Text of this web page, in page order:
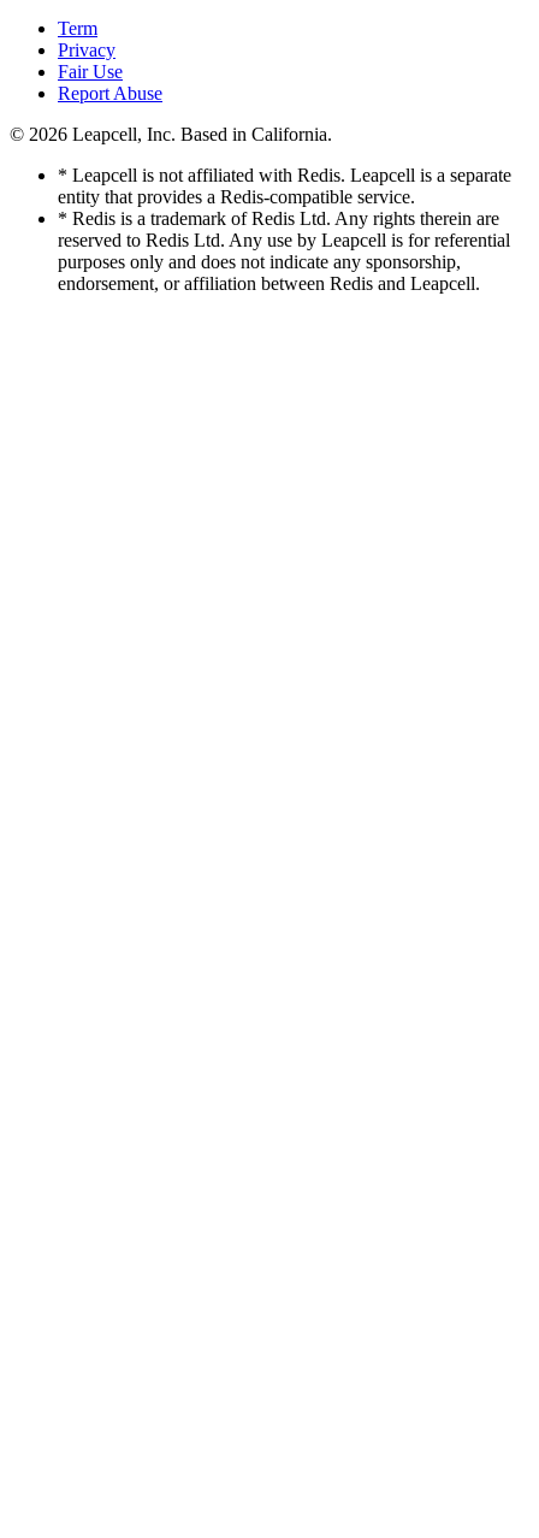
Term
Privacy
Fair Use
Report Abuse
© 2026 Leapcell, Inc. Based in California.
* Leapcell is not affiliated with Redis. Leapcell is a separate
entity that provides a Redis-compatible service.
* Redis is a trademark of Redis Ltd. Any rights therein are
reserved to Redis Ltd. Any use by Leapcell is for referential
purposes only and does not indicate any sponsorship,
endorsement, or affiliation between Redis and Leapcell.